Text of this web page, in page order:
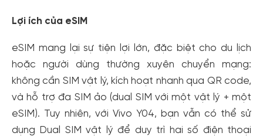
Lợi ích của eSIM
eSIM mang lại sự tiện lợi lớn, đặc biệt cho du lịch
hoặc người dùng thường xuyên chuyển mạng:
không cần SIM vật lý, kích hoạt nhanh qua QR code,
và hỗ trợ đa SIM ảo (dual SIM với một vật lý + một
eSIM). Tuy nhiên, với Vivo Y04, bạn vẫn có thể sử
dụng Dual SIM vật lý để duy trì hai số điện thoại